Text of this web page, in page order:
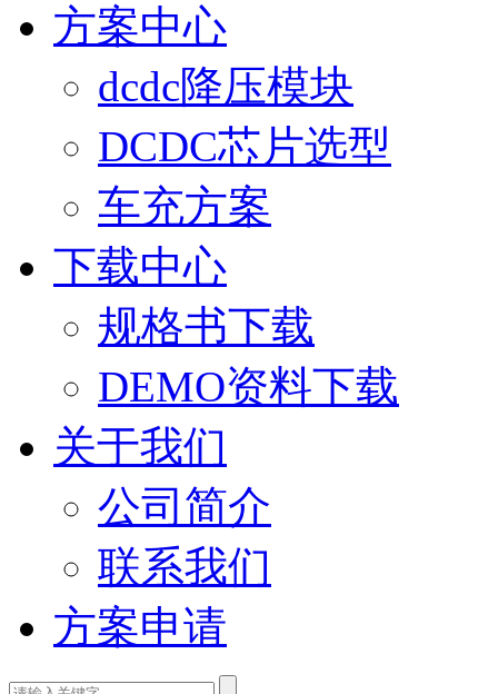
方案中心
dcdc降压模块
DCDC芯片选型
车充方案
下载中心
规格书下载
DEMO资料下载
关于我们
公司简介
联系我们
方案申请